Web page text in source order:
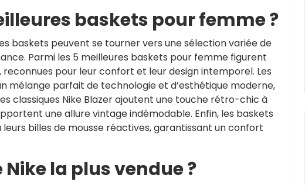
baskets pour femme ?
baskets peuvent se tourner vers une sélection variée de
Parmi les 5 meilleures baskets pour femme figurent
pour leur confort et leur design intemporel. Les
mélange parfait de technologie et d’esthétique moderne,
classiques Nike Blazer ajoutent une touche rétro-chic à
une allure vintage indémodable. Enfin, les baskets
billes de mousse réactives, garantissant un confort
la plus vendue ?